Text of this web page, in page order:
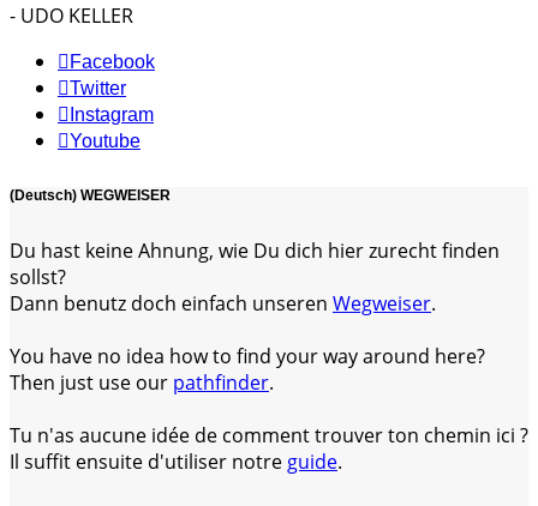
- UDO KELLER
Facebook
Twitter
Instagram
Youtube
(Deutsch) WEGWEISER
Du hast keine Ahnung, wie Du dich hier zurecht finden
sollst?
Dann benutz doch einfach unseren Wegweiser.
You have no idea how to find your way around here?
Then just use our pathfinder.
Tu n'as aucune idée de comment trouver ton chemin ici ?
Il suffit ensuite d'utiliser notre guide.